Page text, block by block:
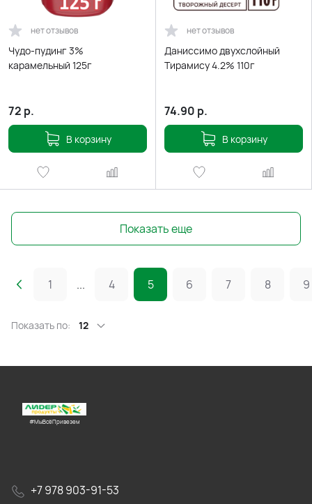
нет отзывов
Чудо-пудинг 3%
карамельный 125г
72 р.
В корзину
нет отзывов
Даниссимо двухслойный
Тирамису 4.2% 110г
74.90 р.
В корзину
Показать еще
1 ... 4 5 6 7 8 9
Показать по: 12
#МыВсёПривезем
+7 978 903-91-53